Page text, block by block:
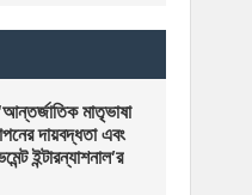
মাতৃভাষা
দায়বদ্ধতা এবং
ইন্টারন্যাশনাল’র